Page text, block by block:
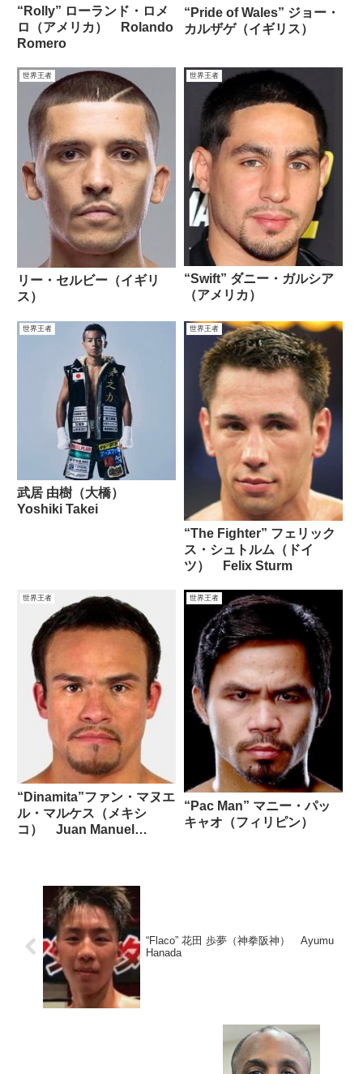
“Rolly” ローランド・ロメ
ロ（アメリカ） Rolando
Romero
“Pride of Wales” ジョー・
カルザゲ（イギリス）
世界王者
リー・セルビー（イギリ
ス）
世界王者
“Swift” ダニー・ガルシア
（アメリカ）
世界王者
武居 由樹（大橋）
Yoshiki Takei
世界王者
“The Fighter” フェリック
ス・シュトルム（ドイ
ツ） Felix Sturm
世界王者
“Dinamita”ファン・マヌエ
ル・マルケス（メキシ
コ） Juan Manuel
世界王者
“Pac Man” マニー・パッ
キャオ（フィリピン）
“Flaco” 花田 歩夢（神拳阪神） Ayumu
Hanada